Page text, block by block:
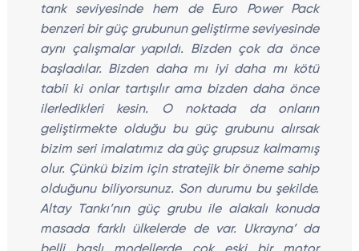
tank seviyesinde hem de Euro Power Pack
benzeri bir güç grubunun geliştirme seviyesinde
aynı çalışmalar yapıldı. Bizden çok da önce
başladılar. Bizden daha mı iyi daha mı kötü
tabii ki onlar tartışılır ama bizden daha önce
ilerledikleri kesin. O noktada da onların
geliştirmekte olduğu bu güç grubunu alırsak
bizim seri imalatımız da güç grupsuz kalmamış
olur. Çünkü bizim için stratejik bir öneme sahip
olduğunu biliyorsunuz. Son durumu bu şekilde.
Altay Tankı’nın güç grubu ile alakalı konuda
masada farklı ülkelerde de var. Ukrayna’ da